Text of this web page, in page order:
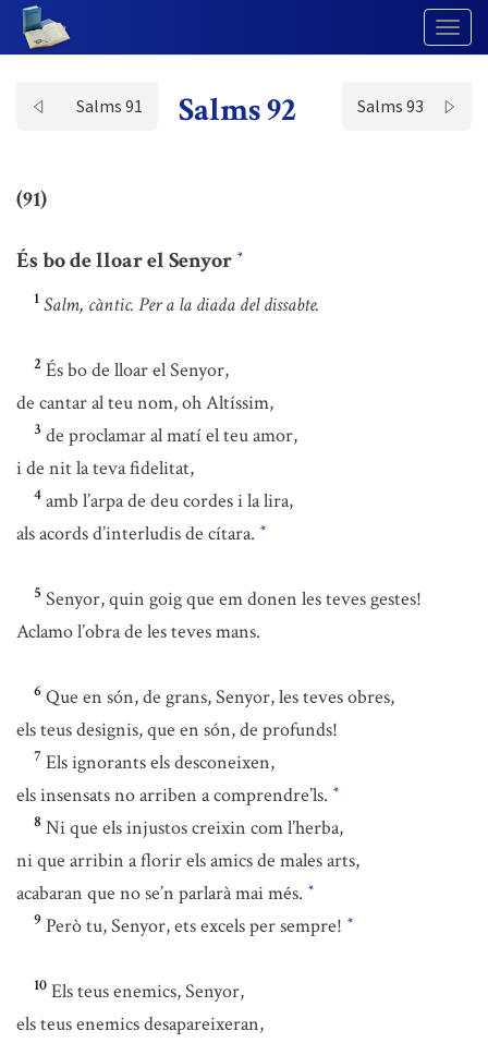
Salms 91 Salms 92 Salms 93
(91)
És bo de lloar el Senyor *
1 Salm, càntic. Per a la diada del dissabte.
2 És bo de lloar el Senyor,
de cantar al teu nom, oh Altíssim,
3 de proclamar al matí el teu amor,
i de nit la teva fidelitat,
4 amb l’arpa de deu cordes i la lira,
als acords d’interludis de cítara. *
5 Senyor, quin goig que em donen les teves gestes!
Aclamo l’obra de les teves mans.
6 Que en són, de grans, Senyor, les teves obres,
els teus designis, que en són, de profunds!
7 Els ignorants els desconeixen,
els insensats no arriben a comprendre’ls. *
8 Ni que els injustos creixin com l’herba,
ni que arribin a florir els amics de males arts,
acabaran que no se’n parlarà mai més. *
9 Però tu, Senyor, ets excels per sempre! *
10 Els teus enemics, Senyor,
els teus enemics desapareixeran,